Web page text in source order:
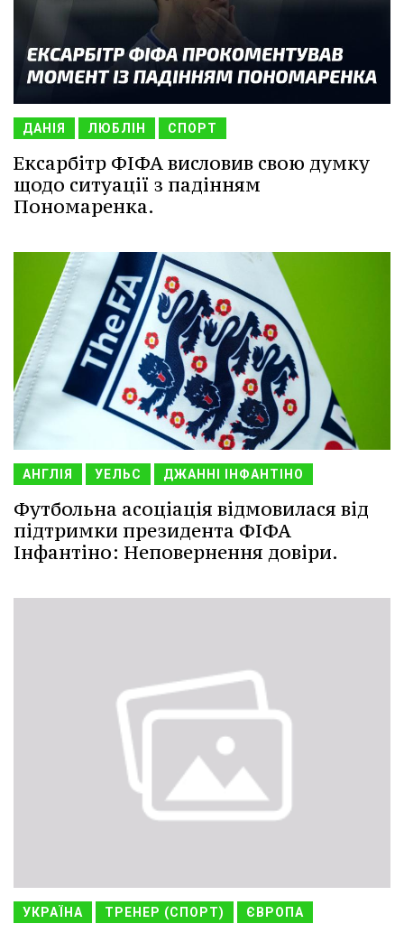
ДАНІЯ ЛЮБЛІН СПОРТ
Ексарбітр ФІФА висловив свою думку
щодо ситуації з падінням
Пономаренка.
АНГЛІЯ УЕЛЬС ДЖАННІ ІНФАНТІНО
Футбольна асоціація відмовилася від
підтримки президента ФІФА
Інфантіно: Неповернення довіри.
УКРАЇНА ТРЕНЕР (СПОРТ) ЄВРОПА